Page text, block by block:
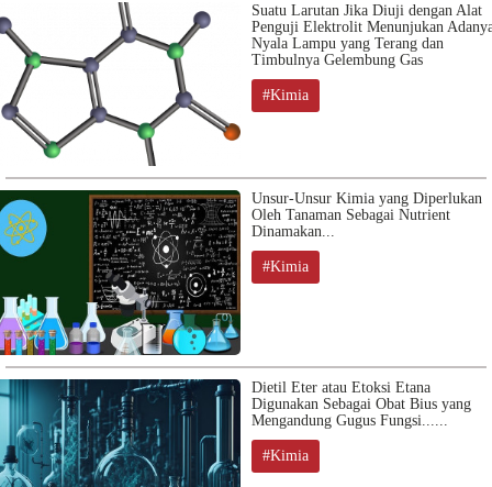
Suatu Larutan Jika Diuji dengan Alat
Penguji Elektrolit Menunjukan
Nyala Lampu yang Terang dan
Timbulnya Gelembung Gas
#Kimia
Unsur-Unsur Kimia yang Diperlukan
Oleh Tanaman Sebagai Nutrient
Dinamakan...
#Kimia
Dietil Eter atau Etoksi Etana
Digunakan Sebagai Obat Bius yang
Mengandung Gugus Fungsi......
#Kimia